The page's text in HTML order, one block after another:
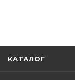
КАТАЛОГ